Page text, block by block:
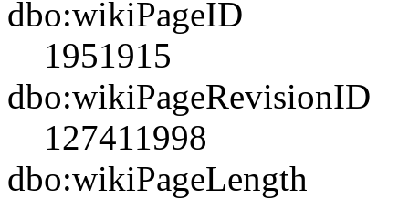
dbo:wikiPageID
1951915
dbo:wikiPageRevisionID
127411998
dbo:wikiPageLength